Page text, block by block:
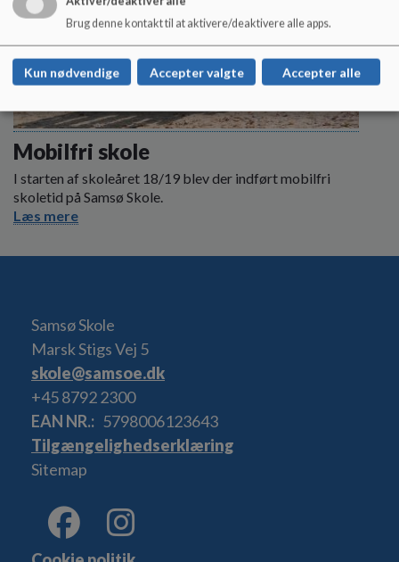
Mobilfri skole
I starten af skoleåret 18/19 blev der indført mobilfri
skoletid på Samsø Skole.
Læs mere
Samsø Skole
Marsk Stigs Vej 5
skole@samsoe.dk
+45 8792 2300
EAN NR.
5798006123643
Tilgængelighedserklæring
Sitemap
Brug denne kontakt til at aktivere/deaktivere alle apps.
Kun nødvendige Accepter valgte Accepter alle